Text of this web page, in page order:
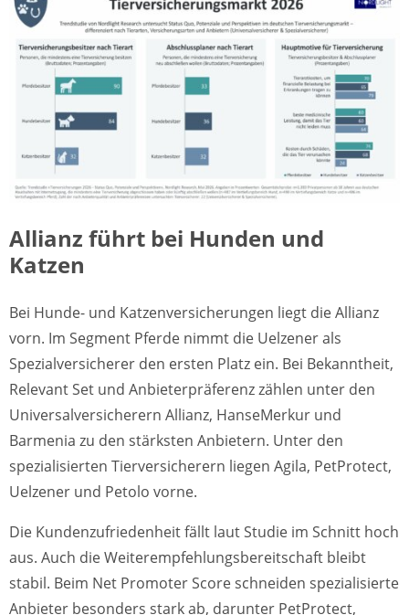
Allianz führt bei Hunden und
Katzen
Bei Hunde- und Katzenversicherungen liegt die Allianz
vorn. Im Segment Pferde nimmt die Uelzener als
Spezialversicherer den ersten Platz ein. Bei Bekanntheit,
Relevant Set und Anbieterpräferenz zählen unter den
Universalversicherern Allianz, HanseMerkur und
Barmenia zu den stärksten Anbietern. Unter den
spezialisierten Tierversicherern liegen Agila, PetProtect,
Uelzener und Petolo vorne.
Die Kundenzufriedenheit fällt laut Studie im Schnitt hoch
aus. Auch die Weiterempfehlungsbereitschaft bleibt
stabil. Beim Net Promoter Score schneiden spezialisierte
Anbieter besonders stark ab, darunter PetProtect,